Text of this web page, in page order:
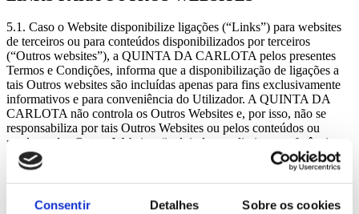
Consentir Detalhes Sobre os cookies
5.1. Caso o Website disponibilize ligações (“Links”) para websites
de terceiros ou para conteúdos disponibilizados por terceiros
(“Outros websites”), a QUINTA DA CARLOTA pelos presentes
Termos e Condições, informa que a disponibilização de ligações a
tais Outros websites são incluídas apenas para fins exclusivamente
informativos e para conveniência do Utilizador. A QUINTA DA
CARLOTA não controla os Outros Websites e, por isso, não se
responsabiliza por tais Outros Websites ou pelos conteúdos ou
produtos dos Outros Websites (incluindo sem limitar, a referência a
redes sociais) e não se responsabiliza por quaisquer danos ou
prejuízos que possam resultar da utilização dos Outros Websites pelo
Utilizador, bem como quanto ao tratamento de dados pessoais
durante as operações de navegação na internet. O acesso a qualquer